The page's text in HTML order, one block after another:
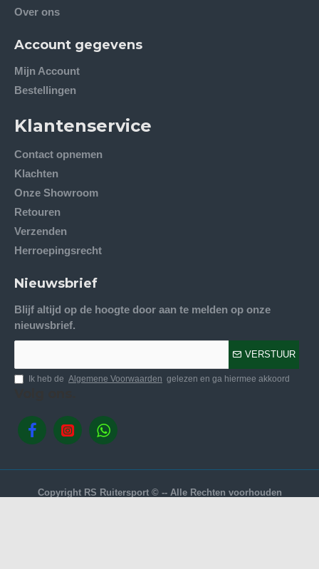
Over ons
Account gegevens
Mijn Account
Bestellingen
Klantenservice
Contact opnemen
Klachten
Onze Showroom
Retouren
Verzenden
Herroepingsrecht
Nieuwsbrief
Blijf altijd op de hoogte door aan te melden op onze
nieuwsbrief.
VERSTUUR
Ik heb de Algemene Voorwaarden gelezen en ga hiermee akkoord
Copyright RS Ruitersport © -- Alle Rechten voorhouden